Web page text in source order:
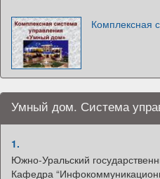
Комплексная
Умный дом. Система
1.
Южно-Уральский
Кафедра